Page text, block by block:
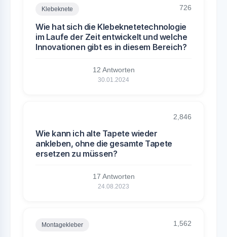
Klebeknete 726
Wie hat sich die Klebeknetetechnologie
im Laufe der Zeit entwickelt und welche
Innovationen gibt es in diesem Bereich?
12 Antworten
30.01.2024
2,846
Wie kann ich alte Tapete wieder
ankleben, ohne die gesamte Tapete
ersetzen zu müssen?
17 Antworten
24.08.2023
Montagekleber 1,562